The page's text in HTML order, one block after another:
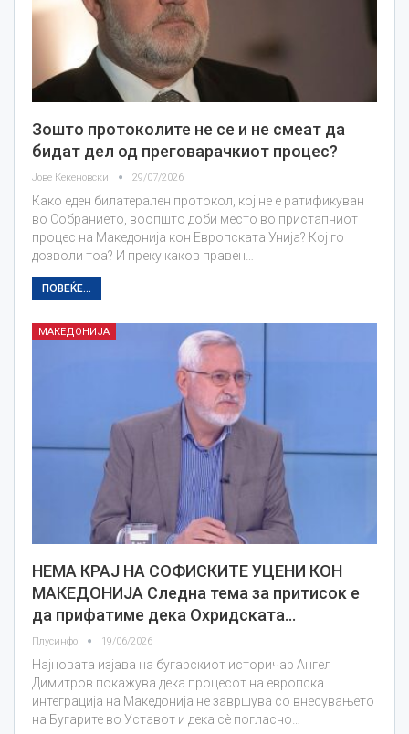
Зошто протоколите не се и не смеат да
бидат дел од преговарачкиот процес?
Јове Кекеновски 29/07/2026
Како еден билатерален протокол, кој не е ратификуван
во Собранието, воопшто доби место во пристапниот
процес на Македонија кон Европската Унија? Кој го
дозволи тоа? И преку каков правен…
ПОВЕЌЕ...
МАКЕДОНИЈА
НЕМА КРАЈ НА СОФИСКИТЕ УЦЕНИ КОН
МАКЕДОНИЈА Следна тема за притисок е
да прифатиме дека Охридската…
Плусинфо 19/06/2026
Најновата изјава на бугарскиот историчар Ангел
Димитров покажува дека процесот на европска
интеграција на Македонија не завршува со внесувањето
на Бугарите во Уставот и дека сè погласно…